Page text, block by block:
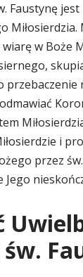
Faustynę
w Boże
i
przez